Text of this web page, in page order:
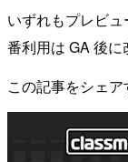
いずれもプレビ
番利用は GA 後に
この記事をシェア